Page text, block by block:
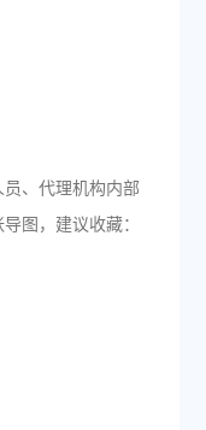
、代理机构内部
图，建议收藏：